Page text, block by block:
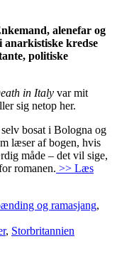
alenefar og
kredse
politiske
in Italy var mit
sig netop her.
bosat i Bologna og
læser af bogen, hvis
måde – det vil sige,
romanen. >> Læs
og ramasjang,
, Storbritannien